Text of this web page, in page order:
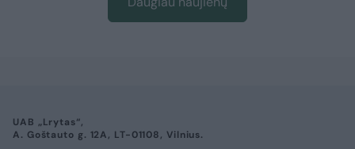
UAB „Lrytas“,
A. Goštauto g. 12A, LT-01108, Vilnius.